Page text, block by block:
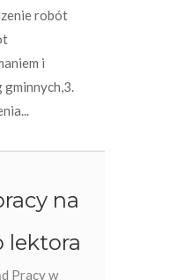
robót
i
gminnych,3.
na
lektora
Pracy w